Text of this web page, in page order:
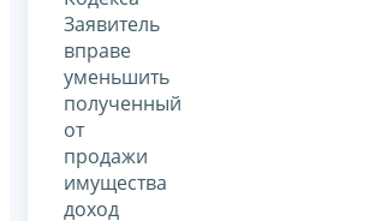
Заявитель
вправе
уменьшить
полученный
от
продажи
имущества
доход